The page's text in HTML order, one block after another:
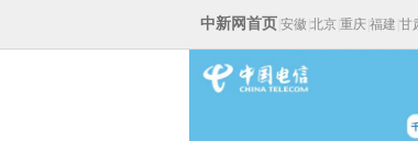
中新网首页 安徽 北京 重庆 福建 甘